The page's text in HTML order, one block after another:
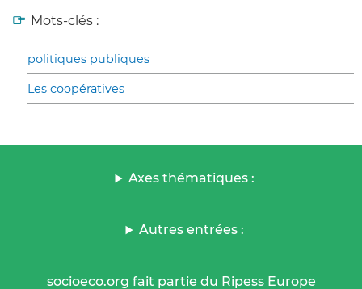
Mots-clés :
politiques publiques
Les coopératives
Axes thématiques :
Autres entrées :
socioeco.org fait partie du Ripess Europe